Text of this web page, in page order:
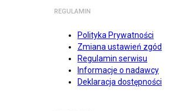
REGULAMIN
Polityka Prywatności
Zmiana ustawień zgód
Regulamin serwisu
Informacje o nadawcy
Deklaracja dostępności